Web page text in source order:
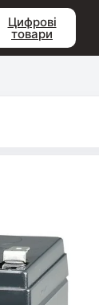
Цифрові
товари